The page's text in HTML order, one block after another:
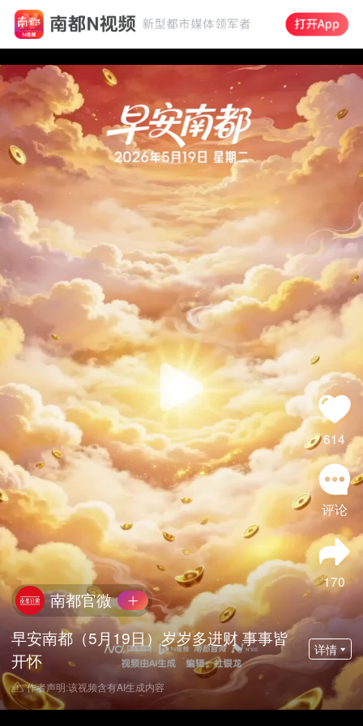
614
评论
170
南都官微
早安南都（5月19日）岁岁多进财 事事皆
开怀
详情
作者声明:该视频含有AI生成内容